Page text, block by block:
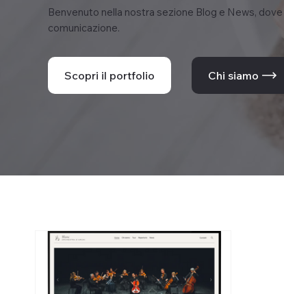
Benvenuto nella nostra sezione Blog e News,
comunicazione.
Scopri il portfolio Chi siamo